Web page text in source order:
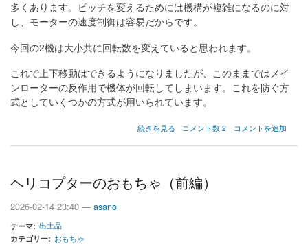
多くあります。ピッチを変えるためには機構が複雑になるのに対
し、モーターの速度制御は容易だからです。
今回の2機は大小共に回転数を変えていると思われます。
これで上下移動はできるようになりましたが、このままではメイ
ンローターの反作用で機体が回転してしまいます。これを防ぐ方
式としていくつかの方式が用いられています。
ヘ
ー
続きを見る コメント数 2 コメントを追加
ヘリコプターのおもちゃ（前編）
2026-02-14 23:40 — asano
テーマ 出土品
カテゴリー
おもちゃ